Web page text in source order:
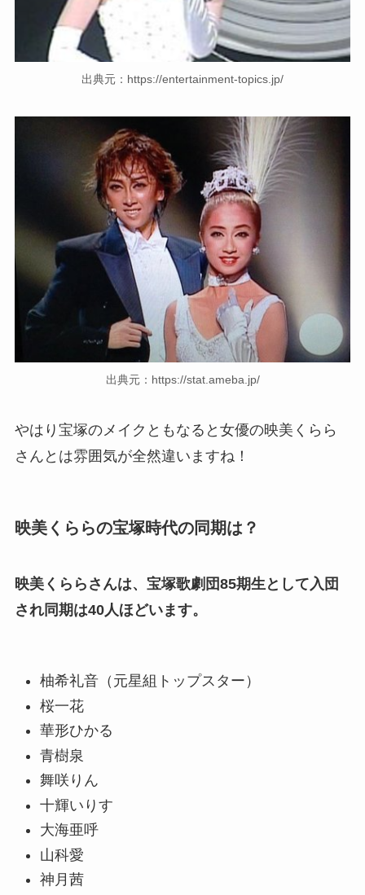
出典元：https://entertainment-topics.jp/
出典元：https://stat.ameba.jp/
やはり宝塚のメイクともなると女優の映美くらら
さんとは雰囲気が全然違いますね！
映美くららの宝塚時代の同期は？
映美くららさんは、宝塚歌劇団85期生として入団
され同期は40人ほどいます。
柚希礼音（元星組トップスター）
桜一花
華形ひかる
青樹泉
舞咲りん
十輝いりす
大海亜呼
山科愛
神月茜